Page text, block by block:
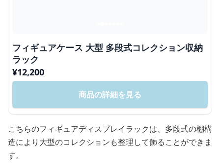
フィギュアケース 大型 多段式コレクション収納
ラック
¥12,200
商品の詳細を見る
こちらのフィギュアディスプレイラックは、多段式の棚構
造により大型のコレクションも整理して飾ることができま
す。